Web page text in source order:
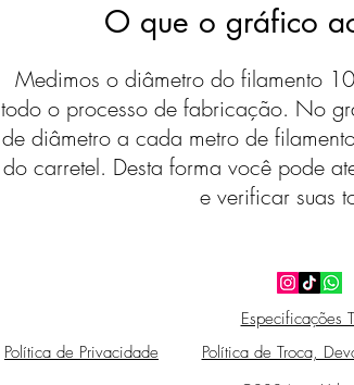
O que o gráfico
Medimos o diâmetro do filamento
todo o processo de fabricação. No
de diâmetro a cada metro de
do carretel. Desta forma você pode
e verificar suas
Especificações
Política de Privacidade
Política de Troca,